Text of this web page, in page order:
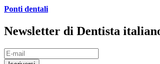
Ponti dentali
Newsletter di Dentista